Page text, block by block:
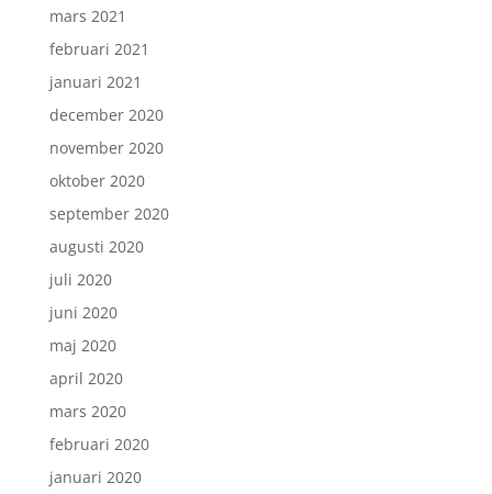
mars 2021
februari 2021
januari 2021
december 2020
november 2020
oktober 2020
september 2020
augusti 2020
juli 2020
juni 2020
maj 2020
april 2020
mars 2020
februari 2020
januari 2020